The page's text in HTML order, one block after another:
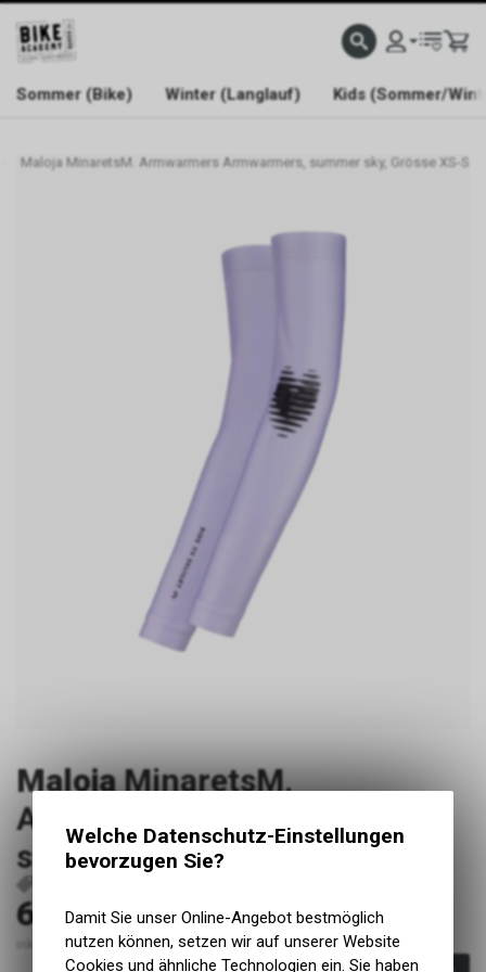
WELCOME TO BIKE ACADEMY
Sommer (Bike) Winter (Langlauf) Kids (Sommer/
Maloja MinaretsM. Armwarmers Armwarmers, summer sky, Grösse XS-S
Maloja MinaretsM.
Armwarmers Armwarmers,
summer sky, Grösse XS-S
60.00CHF
inkl. MwSt., zzgl. Versandkosten
Welche Datenschutz-Einstellungen
bevorzugen Sie?
Damit Sie unser Online-Angebot bestmöglich
nutzen können, setzen wir auf unserer Website
Cookies und ähnliche Technologien ein. Sie haben